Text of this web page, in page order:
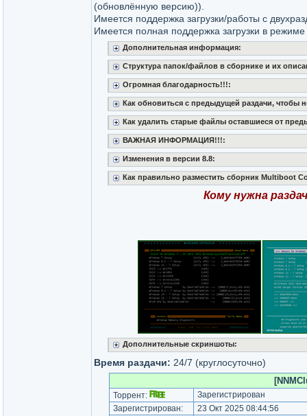
(обновлённую версию)).
Имеется поддержка загрузки/работы с
Имеется полная поддержка загрузки в
Дополнительная информация:
Структура папок/файлов в сборнике и их
Огромная благодарность!!!:
Как обновиться с предыдущей раздачи, чтобы
Как удалить старые файлы оставшиеся от
ВАЖНАЯ ИНФОРМАЦИЯ!!!:
Изменения в версии 8.8:
Как правильно разместить сборник Multiboot
Кому нужна
Дополнительные скриншоты:
Время раздачи: 24/7 (круглосуточно)
Торрент:
Зарегистрирован
Зарегистрирован:
23 Окт 2025 08:44:56